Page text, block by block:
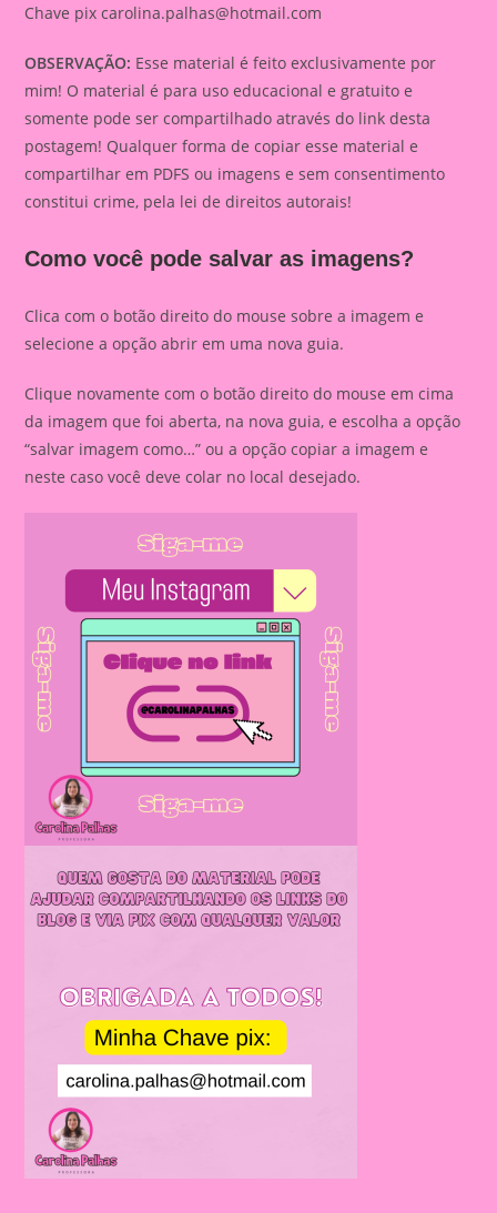
Chave pixcarolina.palhas@hotmail.com
OBSERVAÇÃO: Esse material é feito exclusivamente por
mim! O material é para uso educacional e gratuito e
somente pode ser compartilhado através do link desta
postagem! Qualquer forma de copiar esse material e
compartilhar em PDFS ou imagens e sem consentimento
constitui crime, pela lei de direitos autorais!
Como você pode salvar as imagens?
Clica com o botão direito do mouse sobre a imagem e
selecione a opção abrir em uma nova guia.
Clique novamente com o botão direito do mouse em cima
da imagem que foi aberta, na nova guia, e escolha a opção
“salvar imagem como…” ou a opção copiar a imagem e
neste caso você deve colar no local desejado.